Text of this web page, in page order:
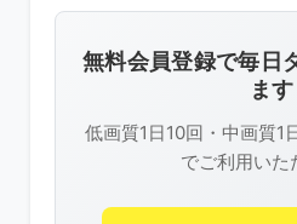
像
は
R-
無料会員登録で毎日
ます
低画質1日10回・中画質1
でご利用いた